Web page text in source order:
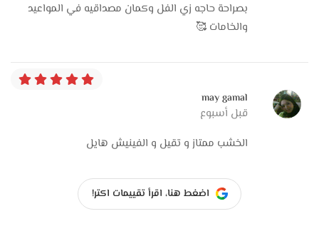
بصراحة حاجه زي الفل وكمان مصداقيه في المواعيد
والخامات 🥰
may gamal
قبل أسبوع
الخشب ممتاز و تقيل و الفينيش هايل
اضغط هنا، اقرأ تقييمات اكتر!